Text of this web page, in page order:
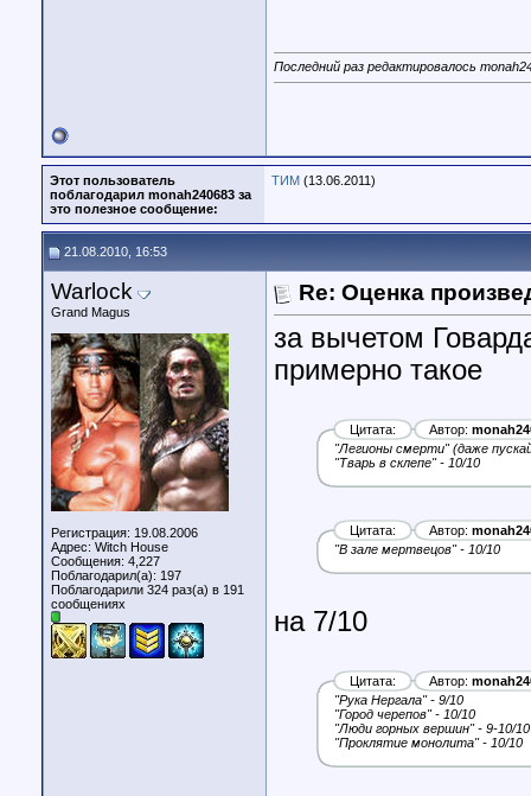
Последний раз редактировалось
Этот пользователь
поблагодарил monah240683 за
это полезное сообщение:
ТИМ (13.06.2011)
21.08.2010, 16:53
Warlock
Grand Magus
Регистрация: 19.08.2006
Адрес: Witch House
Сообщения: 4,227
Поблагодарил(а): 197
Поблагодарили 324 раз(а) в 191
сообщениях
Re: Оценка
за вычетом
примерно такое
Цитата: Автор:
"Легионы смерти" (даже
"Тварь в склепе" - 10/10
Цитата: Автор:
"В зале мертвецов" - 10/10
на 7/10
Цитата: Автор:
"Рука Нергала" - 9/10
"Город черепов" - 10/10
"Люди горных вершин" - 9-10/10
"Проклятие монолита" - 10/10